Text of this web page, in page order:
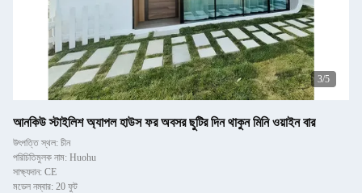
3/5
আনকিউ স্টাইলিশ অ্যাপল হাউস ফর অবসর ছুটির দিন থাকুন মিনি ওয়াইন বার
উৎপত্তি স্থল: চীন
পরিচিতিমুলক নাম: Huohu
সাক্ষ্যদান: CE
মডেল নম্বার: 20 ফুট